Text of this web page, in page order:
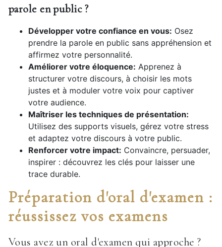
parole en public ?
Développer votre confiance en vous: Osez
prendre la parole en public sans appréhension et
affirmez votre personnalité.
Améliorer votre éloquence: Apprenez à
structurer votre discours, à choisir les mots
justes et à moduler votre voix pour captiver
votre audience.
Maîtriser les techniques de présentation:
Utilisez des supports visuels, gérez votre stress
et adaptez votre discours à votre public.
Renforcer votre impact: Convaincre, persuader,
inspirer : découvrez les clés pour laisser une
trace durable.
Préparation d'oral d'examen :
réussissez vos examens
Vous avez un oral d'examen qui approche ?